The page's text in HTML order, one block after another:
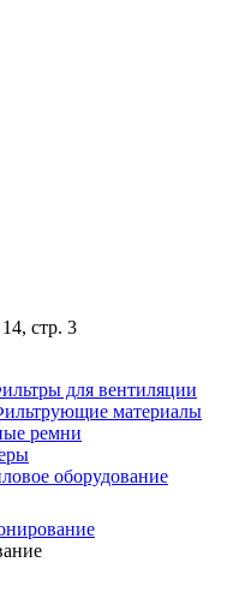
стр. 3
для вентиляции
материалы
ремни
оборудование